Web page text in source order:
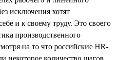
исключения хотят
и к своему труду. Это своего
производственного
на то что российские HR-
некоторое количество шагов